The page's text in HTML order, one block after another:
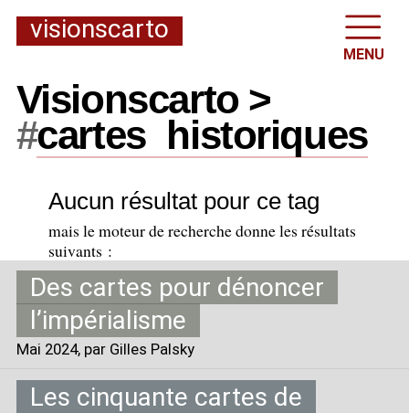
visionscarto
MENU
Visionscarto >
#cartes_ historiques
Aucun résultat pour ce tag
mais le moteur de recherche donne les résultats
suivants :
Des cartes pour dénoncer
l’impérialisme
Mai 2024, par Gilles Palsky
Les cinquante cartes de